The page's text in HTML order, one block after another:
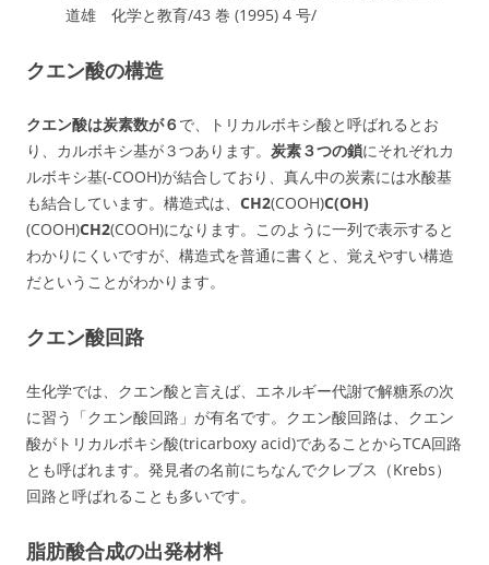
道雄 化学と教育/43 巻 (1995) 4 号/
クエン酸の構造
クエン酸は炭素数が６ で、トリカルボキシ酸と呼ばれるとお
り、カルボキシ基が３つあります。 炭素３つの鎖にそれぞれカ
ルボキシ基(-COOH)が結合しており、真ん中の炭素には水酸基
も結合しています。構造式は、 CH2(COOH)C(OH)
(COOH)CH2(COOH)になります。このように一列で表示すると
わかりにくいですが、構造式を普通に書くと、覚えやすい構造
だということがわかります。
クエン酸回路
生化学では、クエン酸と言えば、エネルギー代謝で解糖系の次
に習う「クエン酸回路」が有名です。クエン酸回路は、クエン
酸がトリカルボキシ酸(tricarboxy acid)であることからTCA回路
とも呼ばれます。発見者の名前にちなんでクレブス（Krebs）
回路と呼ばれることも多いです。
脂肪酸合成の出発材料